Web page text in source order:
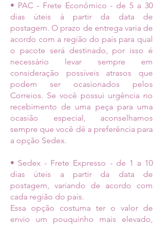
• PAC - Frete Econômico - de 5 a 30
dias úteis à partir da data de
postagem. O prazo de entrega varia de
acordo com a região do país para qual
o pacote será destinado, por isso é
necessário levar sempre em
consideração possíveis atrasos que
podem ser ocasionados pelos
Correios. Se você possui urgência no
recebimento de uma peça para uma
ocasião especial, aconselhamos
sempre que você dê a preferência para
a opção Sedex.
• Sedex - Frete Expresso - de 1 a 10
dias úteis a partir da data de
postagem, variando de acordo com
cada região do país.
Essa opção costuma ter o valor de
envio um pouquinho mais elevado,